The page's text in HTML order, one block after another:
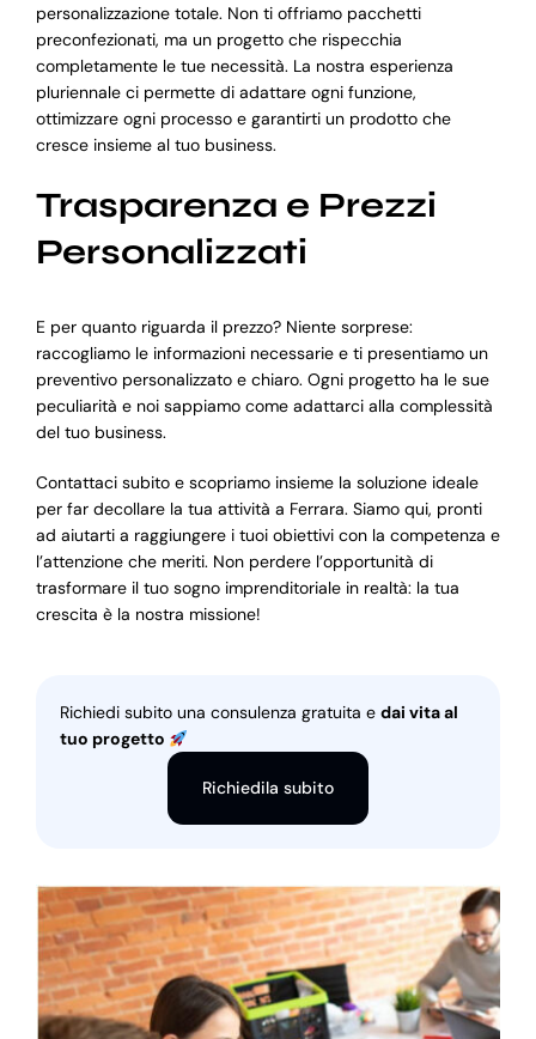
personalizzazione totale. Non ti offriamo pacchetti
preconfezionati, ma un progetto che rispecchia
completamente le tue necessità. La nostra esperienza
pluriennale ci permette di adattare ogni funzione,
ottimizzare ogni processo e garantirti un prodotto che
cresce insieme al tuo business.
Trasparenza e Prezzi
Personalizzati
E per quanto riguarda il prezzo? Niente sorprese:
raccogliamo le informazioni necessarie e ti presentiamo un
preventivo personalizzato e chiaro. Ogni progetto ha le sue
peculiarità e noi sappiamo come adattarci alla complessità
del tuo business.
Contattaci subito e scopriamo insieme la soluzione ideale
per far decollare la tua attività a Ferrara. Siamo qui, pronti
ad aiutarti a raggiungere i tuoi obiettivi con la competenza e
l’attenzione che meriti. Non perdere l’opportunità di
trasformare il tuo sogno imprenditoriale in realtà: la tua
crescita è la nostra missione!
Richiedi subito una consulenza gratuita e dai vita al
tuo progetto
Richiedila subito